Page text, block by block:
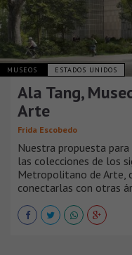
MUSEOS ESTADOS UNIDOS
Ala Tang,
Arte
Frida Escobedo
Nuestra propuesta
las colecciones de los
Metropolitano de Arte,
conectarlas con otras